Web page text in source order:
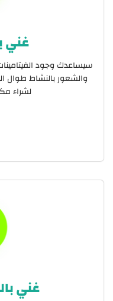
غني
سيساعدك وجود
والشعور بالنشاط طوال
لشراء
غني